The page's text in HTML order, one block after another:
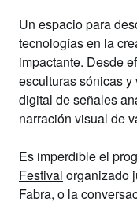
Un espacio para
tecnologías en la
impactante. Desde
esculturas sónicas
digital de señales
narración visual de
Es imperdible el
Festival organizado
Fabra, o la